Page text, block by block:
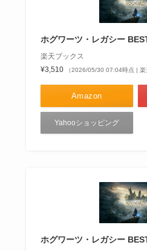
ホグワーツ・レガシー
楽天ブックス
¥3,510
（2026/05/30 07:04時点 | 楽
Amazon
Yahooショッピング
ホグワーツ・レガシー